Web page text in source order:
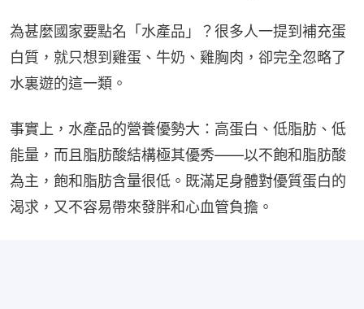
為甚麼國家要點名「水產品」？很多人一提到補充蛋
白質，就只想到雞蛋、牛奶、雞胸肉，卻完全忽略了
水裏遊的這一類。
事實上，水產品的營養優勢大：高蛋白、低脂肪、低
能量，而且脂肪酸結構極其優秀——以不飽和脂肪酸
為主，飽和脂肪含量很低。既滿足身體對優質蛋白的
渴求，又不容易帶來發胖和心血管負擔。